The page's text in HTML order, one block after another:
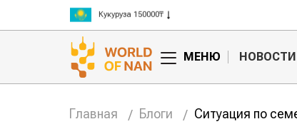
Кукуруза 150000₸
Рис 300000₸
Пшеница 3 класс 125000₸
МЕНЮ НОВОСТИ
Главная Блоги Ситуация по